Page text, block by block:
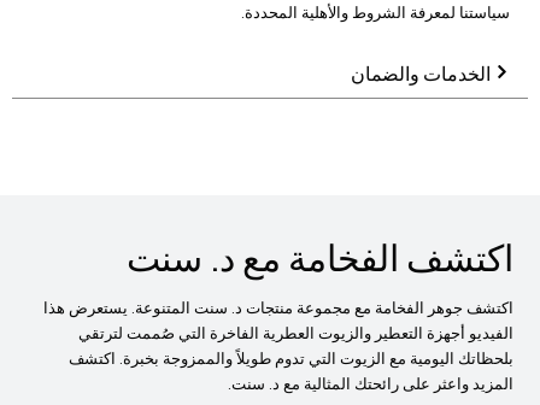
سياستنا لمعرفة الشروط والأهلية المحددة.
الخدمات والضمان
اكتشف الفخامة مع د. سنت
اكتشف جوهر الفخامة مع مجموعة منتجات د. سنت المتنوعة. يستعرض هذا
الفيديو أجهزة التعطير والزيوت العطرية الفاخرة التي صُممت لترتقي
بلحظاتك اليومية مع الزيوت التي تدوم طويلاً والممزوجة بخبرة. اكتشف
المزيد واعثر على رائحتك المثالية مع د. سنت.